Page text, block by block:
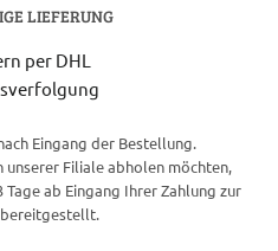
LIEFERUNG
per DHL
Eingang der Bestellung.
unserer Filiale abholen möchten,
ab Eingang Ihrer Zahlung zur